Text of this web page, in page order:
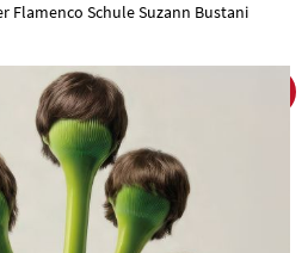
Flamenco Schule Suzann Bustani